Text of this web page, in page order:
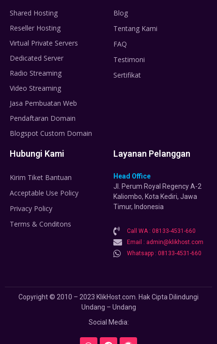
Shared Hosting
Reseller Hosting
Virtual Private Servers
Dedicated Server
Radio Streaming
Video Streaming
Jasa Pembuatan Web
Pendaftaran Domain
Blogspot Custom Domain
Blog
Tentang Kami
FAQ
Testimoni
Sertifikat
Hubungi Kami
Kirim Tiket Bantuan
Acceptable Use Policy
Privacy Policy
Terms & Conditons
Layanan Pelanggan
Head Office
Jl. Perum Royal Regency A-2
Kaliombo, Kota Kediri, Jawa
Timur, Indonesia
Call WA : 08133-4531-660
Email : admin@klikhost.com
Whatsapp : 08133-4531-660
Copyright © 2010 – 2023 KlikHost.com. Hak Cipta Dilindungi
Undang – Undang
Social Media: